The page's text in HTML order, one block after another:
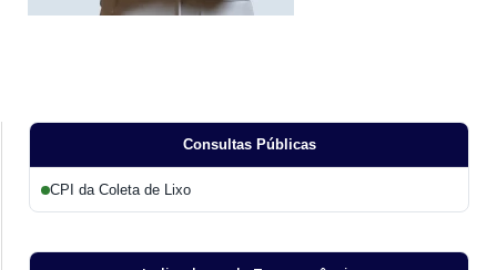
Consultas Públicas
CPI da Coleta de Lixo